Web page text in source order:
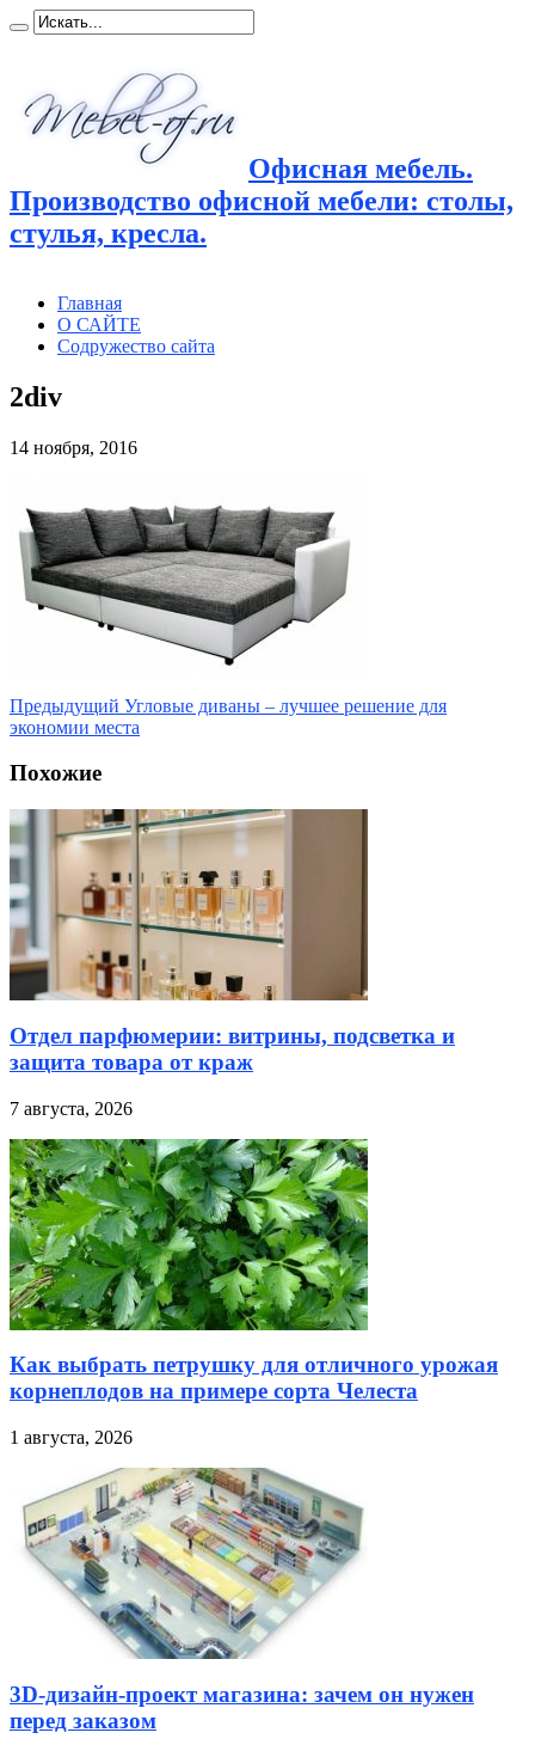
Офисная мебель.
Производство офисной мебели: столы,
стулья, кресла.
Главная
О САЙТЕ
Содружество сайта
2div
14 ноября, 2016
Предыдущий Угловые диваны – лучшее решение для
экономии места
Похожие
Отдел парфюмерии: витрины, подсветка и
защита товара от краж
7 августа, 2026
Как выбрать петрушку для отличного урожая
корнеплодов на примере сорта Челеста
1 августа, 2026
3D-дизайн-проект магазина: зачем он нужен
перед заказом